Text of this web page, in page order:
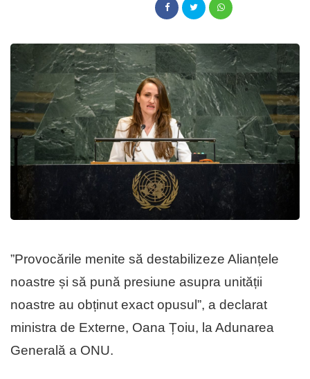
”Provocările menite să destabilizeze Alianțele
noastre și să pună presiune asupra unității
noastre au obținut exact opusul”, a declarat
ministra de Externe, Oana Țoiu, la Adunarea
Generală a ONU.